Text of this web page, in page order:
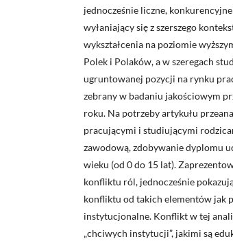
jednocześnie liczne,
wyłaniający się z szerszego
wykształcenia na poziomie
Polek i Polaków, a w szeregach
ugruntowanej pozycji na rynku
zebrany w badaniu jakościowym
roku. Na potrzeby artykułu
pracującymi i studiującymi
zawodową, zdobywanie dyplomu
wieku (od 0 do 15 lat).
konfliktu ról, jednocześnie
konfliktu od takich elementów jak
instytucjonalne. Konflikt w tej
„chciwych instytucji”, jakimi są